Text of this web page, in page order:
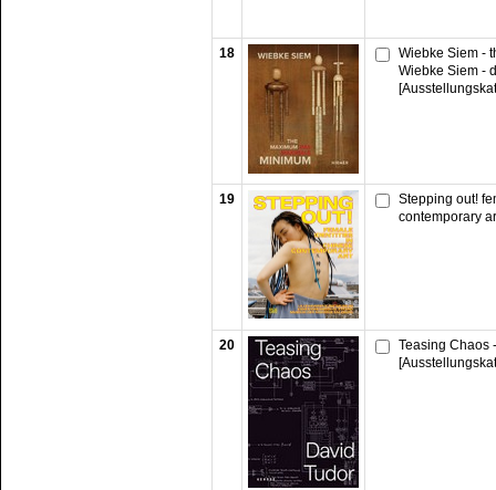
18
Wiebke Siem -
Wiebke Siem -
19
Stepping out!
contemporary
20
Teasing Chaos